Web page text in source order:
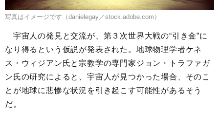
写真はイメージです（danielegay／stock.adobe.com）
宇宙人の発見と交流が、第３次世界大戦の“引き金”に
なり得るという仮説が発表された。地球物理学者ケネ
ス・ウィジアン氏と宗教学の専門家ジョン・トラファガ
ン氏の研究によると、宇宙人が見つかった場合、そのこ
とが地球に悲惨な状況を引き起こす可能性があるそう
だ。